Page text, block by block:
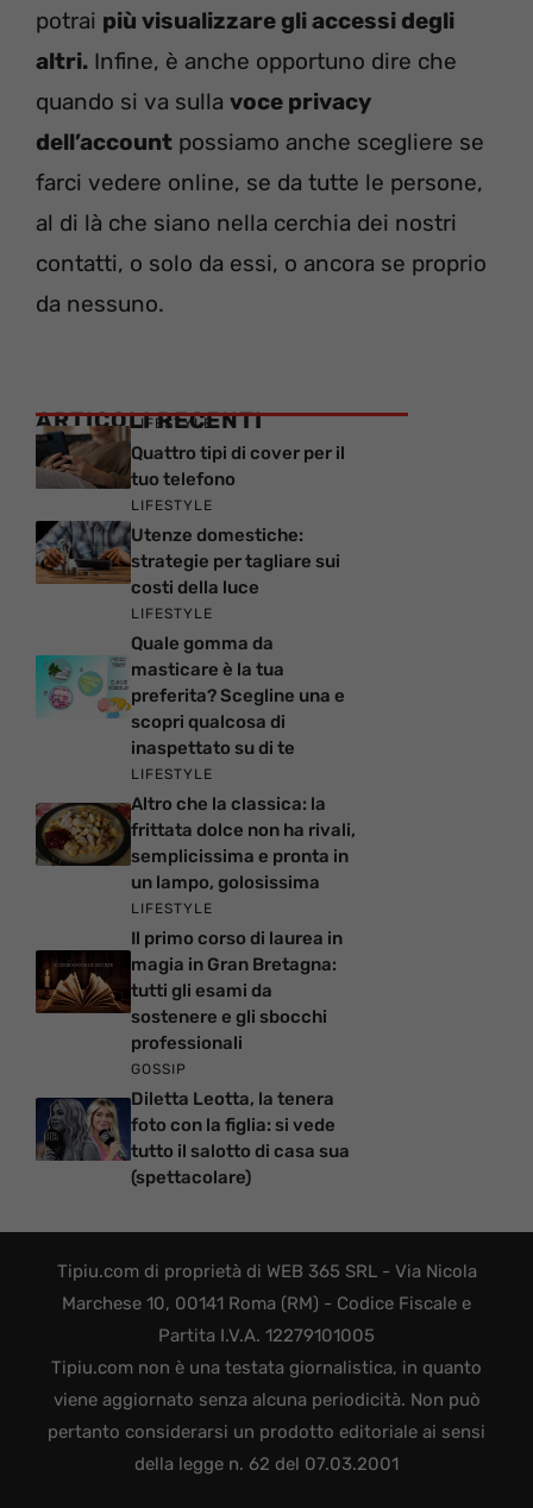
potrai più visualizzare gli accessi degli
altri. Infine, è anche opportuno dire che
quando si va sulla voce privacy
dell’account possiamo anche scegliere se
farci vedere online, se da tutte le persone,
al di là che siano nella cerchia dei nostri
contatti, o solo da essi, o ancora se proprio
da nessuno.
ARTICOLI RECENTI
LIFESTYLE
Quattro tipi di cover per il
tuo telefono
LIFESTYLE
Utenze domestiche:
strategie per tagliare sui
costi della luce
LIFESTYLE
Quale gomma da
masticare è la tua
preferita? Scegline una e
scopri qualcosa di
inaspettato su di te
LIFESTYLE
Altro che la classica: la
frittata dolce non ha rivali,
semplicissima e pronta in
un lampo, golosissima
LIFESTYLE
Il primo corso di laurea in
magia in Gran Bretagna:
tutti gli esami da
sostenere e gli sbocchi
professionali
GOSSIP
Diletta Leotta, la tenera
foto con la figlia: si vede
tutto il salotto di casa sua
(spettacolare)
Tipiu.com di proprietà di WEB 365 SRL - Via Nicola
Marchese 10, 00141 Roma (RM) - Codice Fiscale e
Partita I.V.A. 12279101005
Tipiu.com non è una testata giornalistica, in quanto
viene aggiornato senza alcuna periodicità. Non può
pertanto considerarsi un prodotto editoriale ai sensi
della legge n. 62 del 07.03.2001